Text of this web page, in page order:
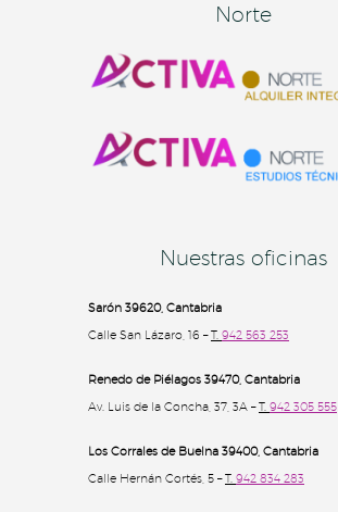
Norte
Nuestras oficinas
Sarón 39620, Cantabria
Calle San Lázaro, 16 –T. 942 563 253
Renedo de Piélagos 39470, Cantabria
Av. Luis de la Concha, 37, 3A –T. 942 305 555
Los Corrales de Buelna 39400, Cantabria
Calle Hernán Cortés, 5 –T. 942 834 283